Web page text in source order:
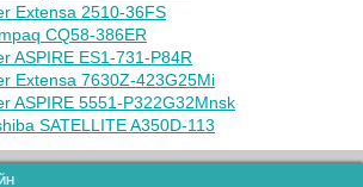
Extensa 2510-36FS
CQ58-386ER
ASPIRE ES1-731-P84R
Extensa 7630Z-423G25Mi
ASPIRE 5551-P322G32Mnsk
SATELLITE A350D-113